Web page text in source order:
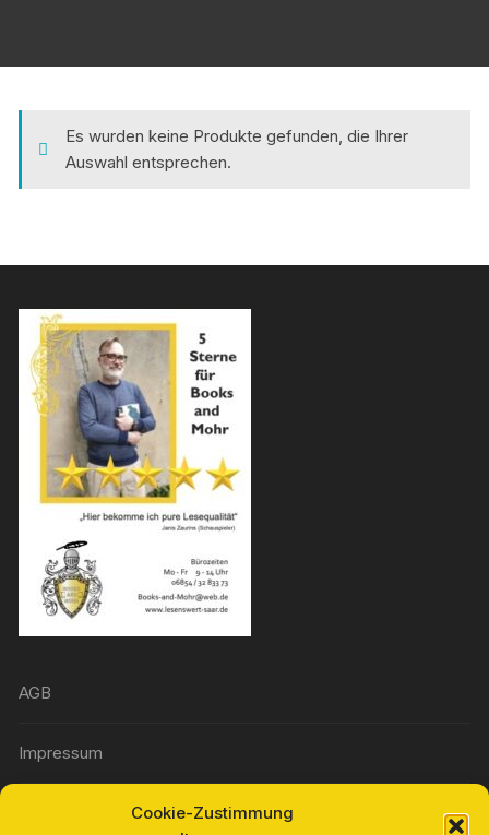
Cookie-Zustimmung
Es wurden keine Produkte gefunden, die Ihrer
Auswahl entsprechen.
AGB
Impressum
Widerrufsbelehrung